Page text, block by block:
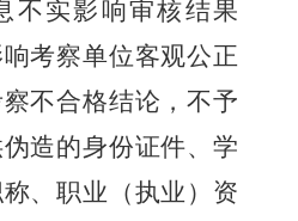
不实影响审核结果
考察单位客观公正
不合格结论，不予
造的身份证件、学
、职业（执业 ）资